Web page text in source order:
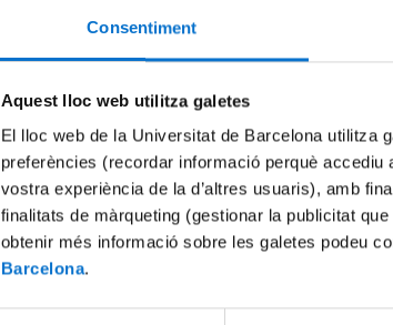
Consentiment
Aquest lloc web utilitza galetes
El lloc web de la Universitat de Barcelona utilitza
preferències (recordar informació perquè
vostra experiència de la d’altres usuaris), amb
finalitats de màrqueting (gestionar la publicitat
obtenir més informació sobre les galetes podeu
Barcelona.